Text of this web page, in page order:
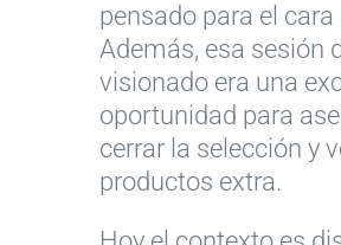
pensado para el cara
Además, esa sesión
visionado era una
oportunidad para
cerrar la selección y
productos extra.